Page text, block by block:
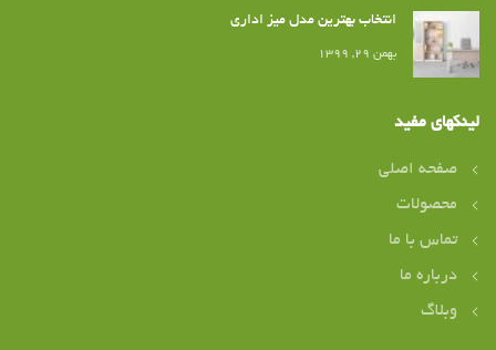
انتخاب بهترین مدل میز اداری
بهمن ۲۹, ۱۳۹۹
لینکهای مفید
صفحه اصلی
محصولات
تماس با ما
درباره ما
وبلاگ